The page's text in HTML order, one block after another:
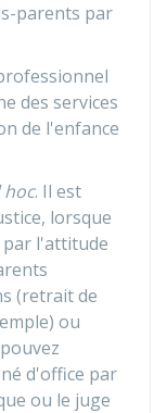
parents par
des services
de l'enfance
. Il est
lorsque
par l'attitude
(retrait de
ou
d'office par
ou le juge